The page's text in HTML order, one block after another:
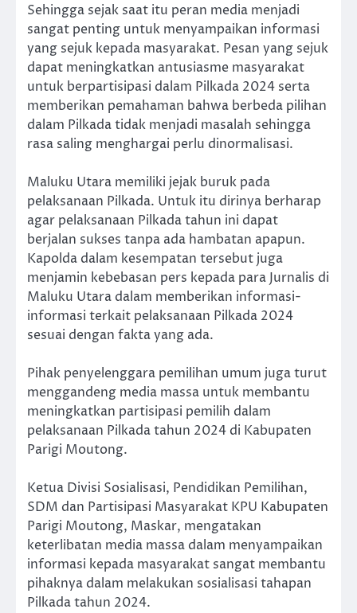
Sehingga sejak saat itu peran media menjadi
sangat penting untuk menyampaikan informasi
yang sejuk kepada masyarakat. Pesan yang sejuk
dapat meningkatkan antusiasme masyarakat
untuk berpartisipasi dalam Pilkada 2024 serta
memberikan pemahaman bahwa berbeda pilihan
dalam Pilkada tidak menjadi masalah sehingga
rasa saling menghargai perlu dinormalisasi.
Maluku Utara memiliki jejak buruk pada
pelaksanaan Pilkada. Untuk itu dirinya berharap
agar pelaksanaan Pilkada tahun ini dapat
berjalan sukses tanpa ada hambatan apapun.
Kapolda dalam kesempatan tersebut juga
menjamin kebebasan pers kepada para Jurnalis di
Maluku Utara dalam memberikan informasi-
informasi terkait pelaksanaan Pilkada 2024
sesuai dengan fakta yang ada.
Pihak penyelenggara pemilihan umum juga turut
menggandeng media massa untuk membantu
meningkatkan partisipasi pemilih dalam
pelaksanaan Pilkada tahun 2024 di Kabupaten
Parigi Moutong.
Ketua Divisi Sosialisasi, Pendidikan Pemilihan,
SDM dan Partisipasi Masyarakat KPU Kabupaten
Parigi Moutong, Maskar, mengatakan
keterlibatan media massa dalam menyampaikan
informasi kepada masyarakat sangat membantu
pihaknya dalam melakukan sosialisasi tahapan
Pilkada tahun 2024.